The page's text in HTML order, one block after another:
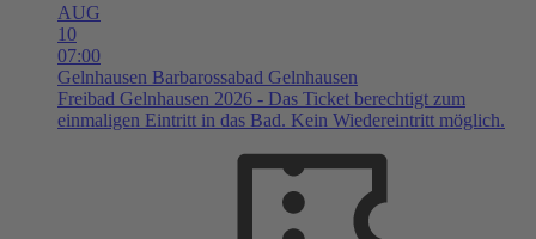
AUG
10
07:00
Gelnhausen Barbarossabad Gelnhausen
Freibad Gelnhausen 2026 - Das Ticket berechtigt zum
einmaligen Eintritt in das Bad. Kein Wiedereintritt möglich.